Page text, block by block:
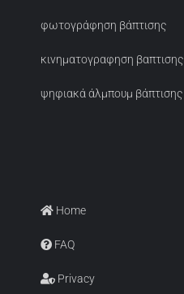
φωτογράφηση βάπτισης
κινηματογραφηση βαπτισης
ψηφιακά άλμπουμ βάπτισης
Home
FAQ
Privacy